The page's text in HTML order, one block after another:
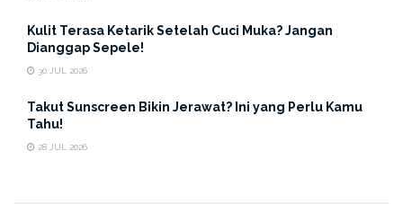
berbahaya. Namun, sebagai seorang wanita tentu
tampilan yang cantik dengan kulit halus dan lembut dari
menyenangkan. Berbeda dengan wajah dan tangan,
Kulit Terasa Ketarik Setelah Cuci Muka? Jangan
Dianggap Sepele!
30 JUL 2026
Takut Sunscreen Bikin Jerawat? Ini yang Perlu Kamu
Tahu!
28 JUL 2026